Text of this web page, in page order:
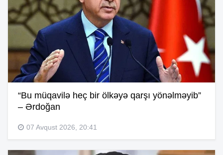
“Bu müqavilə heç bir ölkəyə qarşı yönəlməyib”
– Ərdoğan
07 Avqust 2026, 20:41